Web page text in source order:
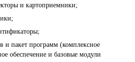
и картоприемники;
и пакет программ (комплексное
обеспечение и базовые модули